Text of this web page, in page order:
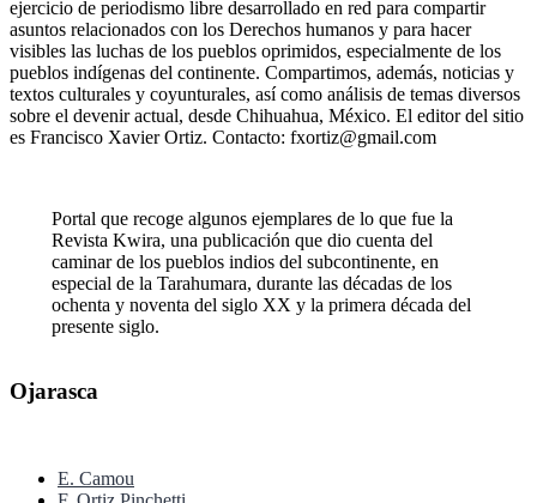
ejercicio de periodismo libre desarrollado en red para compartir
asuntos relacionados con los Derechos humanos y para hacer
visibles las luchas de los pueblos oprimidos, especialmente de los
pueblos indígenas del continente. Compartimos, además, noticias y
textos culturales y coyunturales, así como análisis de temas diversos
sobre el devenir actual, desde Chihuahua, México. El editor del sitio
es Francisco Xavier Ortiz. Contacto: fxortiz@gmail.com
Portal que recoge algunos ejemplares de lo que fue la
Revista Kwira, una publicación que dio cuenta del
caminar de los pueblos indios del subcontinente, en
especial de la Tarahumara, durante las décadas de los
ochenta y noventa del siglo XX y la primera década del
presente siglo.
Ojarasca
E. Camou